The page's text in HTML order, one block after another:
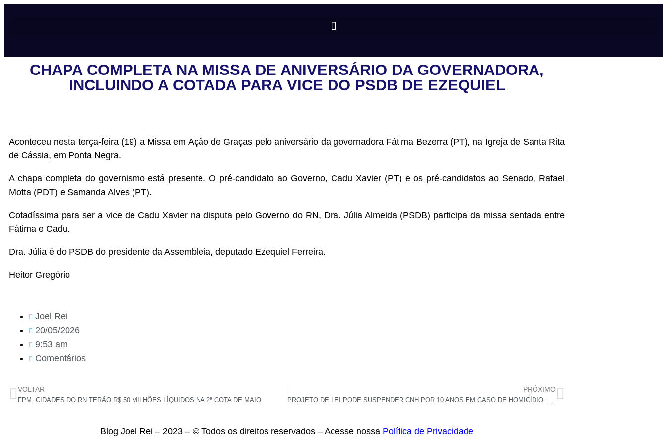
CHAPA COMPLETA NA MISSA DE ANIVERSÁRIO DA GOVERNADORA,
INCLUINDO A COTADA PARA VICE DO PSDB DE EZEQUIEL
Aconteceu nesta terça-feira (19) a Missa em Ação de Graças pelo aniversário da governadora Fátima Bezerra (PT), na Igreja de Santa Rita
de Cássia, em Ponta Negra.
A chapa completa do governismo está presente. O pré-candidato ao Governo, Cadu Xavier (PT) e os pré-candidatos ao Senado, Rafael
Motta (PDT) e Samanda Alves (PT).
Cotadíssima para ser a vice de Cadu Xavier na disputa pelo Governo do RN, Dra. Júlia Almeida (PSDB) participa da missa sentada entre
Fátima e Cadu.
Dra. Júlia é do PSDB do presidente da Assembleia, deputado Ezequiel Ferreira.
Heitor Gregório
Joel Rei
20/05/2026
9:53 am
Comentários
VOLTAR
FPM: CIDADES DO RN TERÃO R$ 50 MILHÕES LÍQUIDOS NA 2ª COTA DE MAIO
PRÓXIMO
PROJETO DE LEI PODE SUSPENDER CNH POR 10 ANOS EM CASO DE HOMICÍDIO: ENTENDA
Blog Joel Rei – 2023 – © Todos os direitos reservados – Acesse nossa Política de Privacidade